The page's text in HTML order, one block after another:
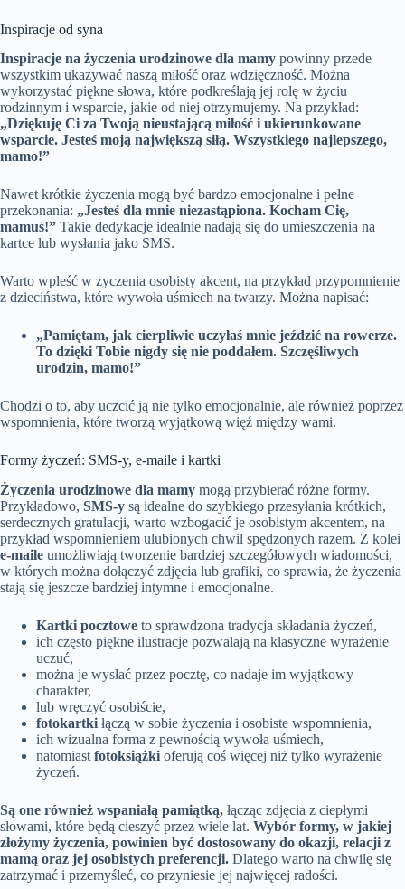
Inspiracje od syna
Inspiracje na życzenia urodzinowe dla mamy powinny przede
wszystkim ukazywać naszą miłość oraz wdzięczność. Można
wykorzystać piękne słowa, które podkreślają jej rolę w życiu
rodzinnym i wsparcie, jakie od niej otrzymujemy. Na przykład:
„Dziękuję Ci za Twoją nieustającą miłość i ukierunkowane
wsparcie. Jesteś moją największą siłą. Wszystkiego najlepszego,
mamo!”
Nawet krótkie życzenia mogą być bardzo emocjonalne i pełne
przekonania: „Jesteś dla mnie niezastąpiona. Kocham Cię,
mamuś!” Takie dedykacje idealnie nadają się do umieszczenia na
kartce lub wysłania jako SMS.
Warto wpleść w życzenia osobisty akcent, na przykład przypomnienie
z dzieciństwa, które wywoła uśmiech na twarzy. Można napisać:
„Pamiętam, jak cierpliwie uczyłaś mnie jeździć na rowerze.
To dzięki Tobie nigdy się nie poddałem. Szczęśliwych
urodzin, mamo!”
Chodzi o to, aby uczcić ją nie tylko emocjonalnie, ale również poprzez
wspomnienia, które tworzą wyjątkową więź między wami.
Formy życzeń: SMS-y, e-maile i kartki
Życzenia urodzinowe dla mamy mogą przybierać różne formy.
Przykładowo, SMS-y są idealne do szybkiego przesyłania krótkich,
serdecznych gratulacji, warto wzbogacić je osobistym akcentem, na
przykład wspomnieniem ulubionych chwil spędzonych razem. Z kolei
e-maile umożliwiają tworzenie bardziej szczegółowych wiadomości,
w których można dołączyć zdjęcia lub grafiki, co sprawia, że życzenia
stają się jeszcze bardziej intymne i emocjonalne.
Kartki pocztowe to sprawdzona tradycja składania życzeń,
ich często piękne ilustracje pozwalają na klasyczne wyrażenie
uczuć,
można je wysłać przez pocztę, co nadaje im wyjątkowy
charakter,
lub wręczyć osobiście,
fotokartki łączą w sobie życzenia i osobiste wspomnienia,
ich wizualna forma z pewnością wywoła uśmiech,
natomiast fotoksiążki oferują coś więcej niż tylko wyrażenie
życzeń.
Są one również wspaniałą pamiątką, łącząc zdjęcia z ciepłymi
słowami, które będą cieszyć przez wiele lat. Wybór formy, w jakiej
złożymy życzenia, powinien być dostosowany do okazji, relacji z
mamą oraz jej osobistych preferencji. Dlatego warto na chwilę się
zatrzymać i przemyśleć, co przyniesie jej najwięcej radości.